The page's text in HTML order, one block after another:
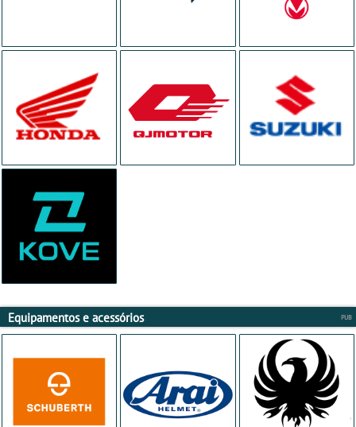
Equipamentos e acessórios